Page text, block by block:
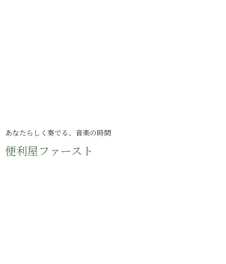
あなたらしく奏でる、音楽の時間
便利屋ファースト